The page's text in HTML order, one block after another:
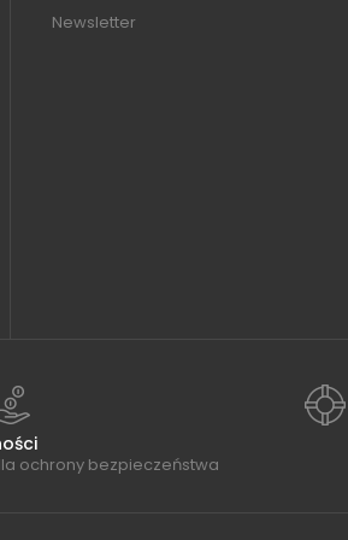
Newsletter
ochrony bezpieczeństwa